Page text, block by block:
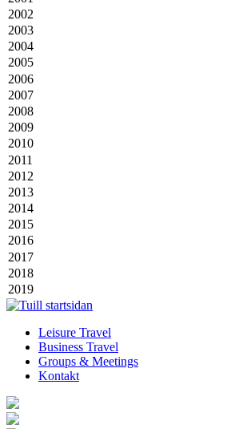
Leisure Travel
Business Travel
Groups & Meetings
Kontakt